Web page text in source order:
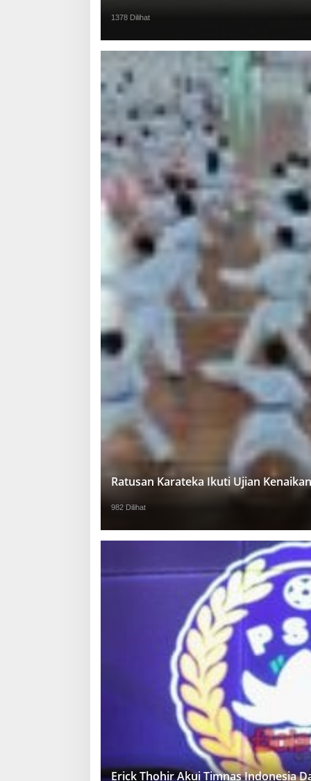
1378 Dilihat
Ratusan Karateka Ikuti Ujian
982 Dilihat
Erick Thohir Akui Timnas Indonesia